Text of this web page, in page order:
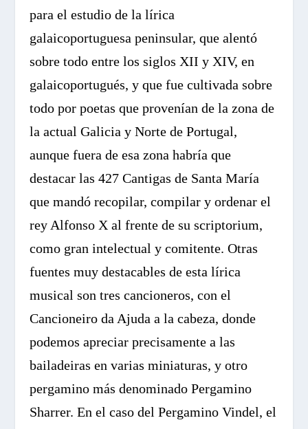
para el estudio de la lírica
galaicoportuguesa peninsular, que alentó
sobre todo entre los siglos XII y XIV, en
galaicoportugués, y que fue cultivada sobre
todo por poetas que provenían de la zona de
la actual Galicia y Norte de Portugal,
aunque fuera de esa zona habría que
destacar las 427 Cantigas de Santa María
que mandó recopilar, compilar y ordenar el
rey Alfonso X al frente de su scriptorium,
como gran intelectual y comitente. Otras
fuentes muy destacables de esta lírica
musical son tres cancioneros, con el
Cancioneiro da Ajuda a la cabeza, donde
podemos apreciar precisamente a las
bailadeiras en varias miniaturas, y otro
pergamino más denominado Pergamino
Sharrer. En el caso del Pergamino Vindel, el